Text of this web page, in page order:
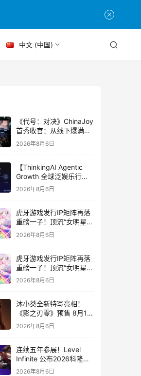
中文 (中国)
《代号：对决》ChinaJoy
首秀收官：从线下爆满看
见玩家的真实期待
2026年8月6日
【ThinkingAI Agentic
Growth 全球泛娱乐行业
峰会】Agent 时代，人到
2026年8月6日
虎牙游戏发行IP矩阵再落
重磅一子！顶流“女明星”
ZANMANG LOOPY 正版
3D消除手游《消消奇遇》
2026年8月6日
虎牙游戏发行IP矩阵再落
重磅一子！顶流“女明星”
ZANMANG LOOPY 正版
2026年8月6日
沐小葵全新特写亮相！
《影之刃零》预售 8月12
日开启
2026年8月6日
连续五年参展！Level
Infinite 公布2026科隆游
戏展产品阵容
2026年8月6日